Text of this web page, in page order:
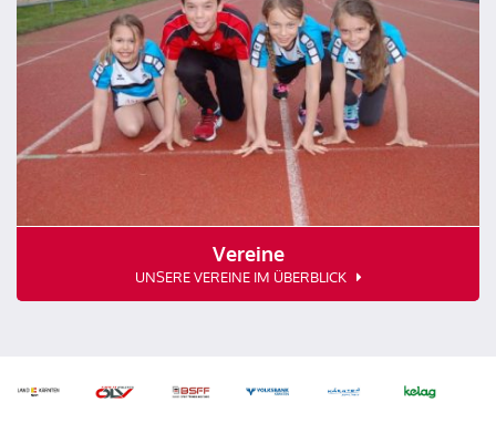
Vereine
UNSERE VEREINE IM ÜBERBLICK